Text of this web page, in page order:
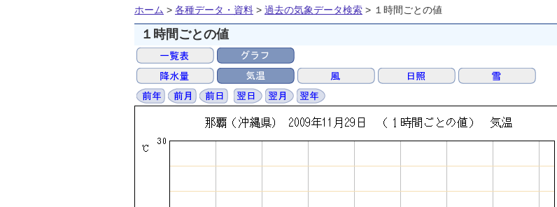
ホーム > 各種データ・資料 > 過去の気象データ検索 > １時間ごとの値
１時間ごとの値